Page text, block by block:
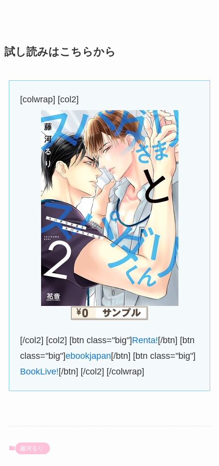
試し読みはこちらから
[colwrap] [col2]
[/col2] [col2] [btn class="big"]Renta![/btn] [btn
class="big"]ebookjapan[/btn] [btn class="big"]
BookLive![/btn] [/col2] [/colwrap]
藤河るり